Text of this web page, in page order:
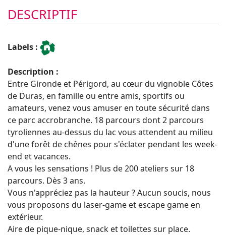
DESCRIPTIF
Labels :
Description :
Entre Gironde et Périgord, au cœur du vignoble Côtes
de Duras, en famille ou entre amis, sportifs ou
amateurs, venez vous amuser en toute sécurité dans
ce parc accrobranche. 18 parcours dont 2 parcours
tyroliennes au-dessus du lac vous attendent au milieu
d'une forêt de chênes pour s'éclater pendant les week-
end et vacances.
A vous les sensations ! Plus de 200 ateliers sur 18
parcours. Dès 3 ans.
Vous n'appréciez pas la hauteur ? Aucun soucis, nous
vous proposons du laser-game et escape game en
extérieur.
Aire de pique-nique, snack et toilettes sur place.